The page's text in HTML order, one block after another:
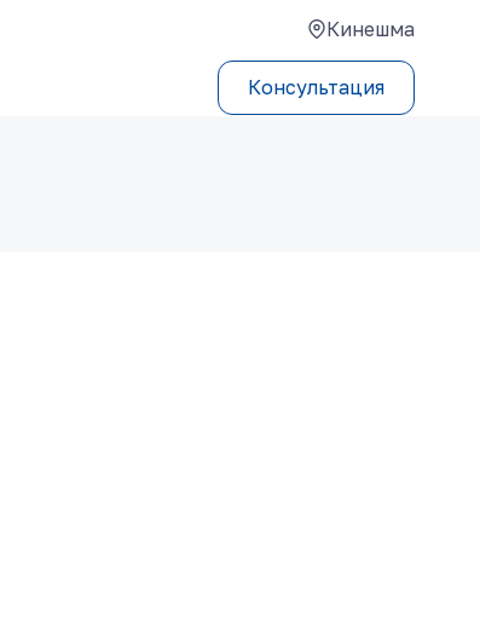
Кинешма
Консультация